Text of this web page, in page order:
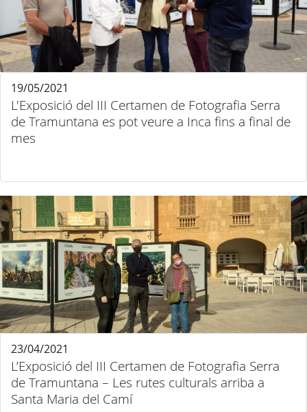
L'Exposició del III Certamen de Fotografia Serra
de Tramuntana es pot veure a Inca fins a final de
mes
19/05/2021
L’Exposició del III Certamen de Fotografia Serra
de Tramuntana – Les rutes culturals arriba a
Santa Maria del Camí
23/04/2021